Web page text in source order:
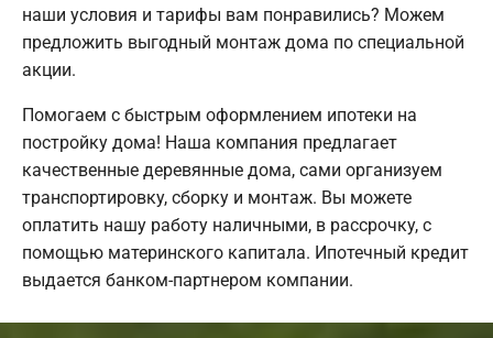
наши условия и тарифы вам понравились? Можем
предложить выгодный монтаж дома по специальной
акции.
Помогаем с быстрым оформлением ипотеки на
постройку дома! Наша компания предлагает
качественные деревянные дома, сами организуем
транспортировку, сборку и монтаж. Вы можете
оплатить нашу работу наличными, в рассрочку, с
помощью материнского капитала. Ипотечный кредит
выдается банком-партнером компании.